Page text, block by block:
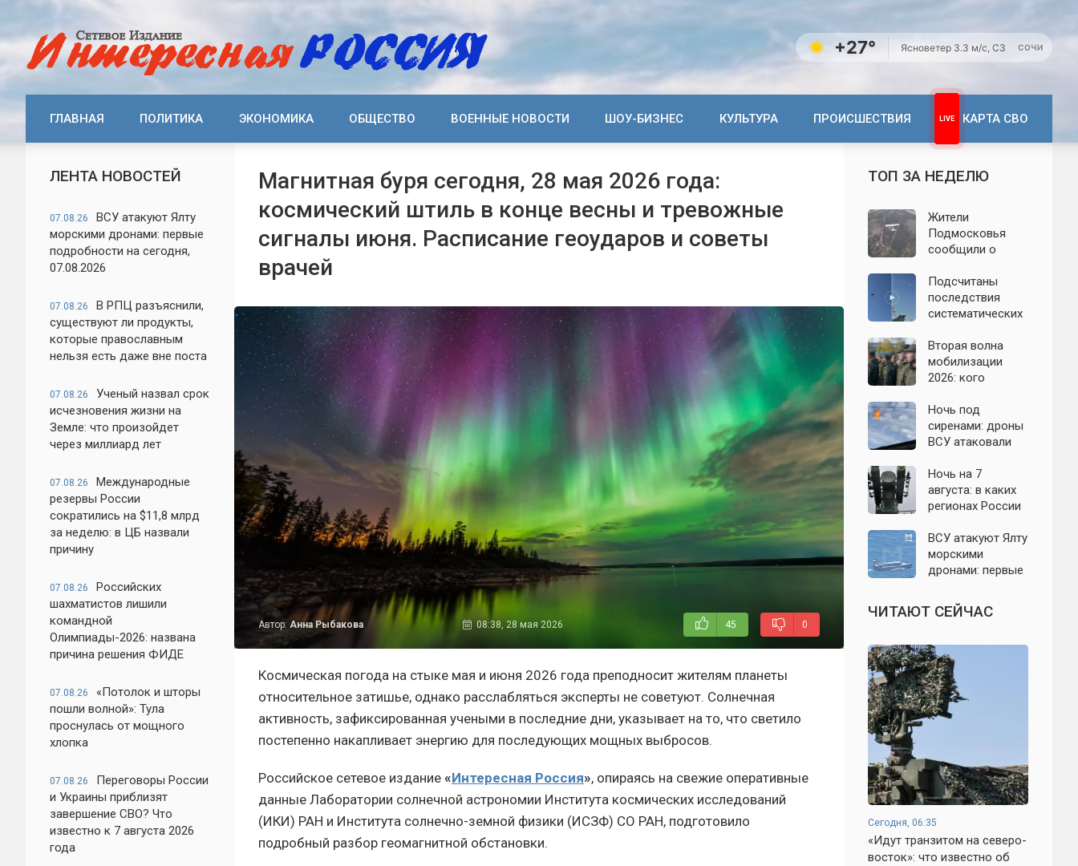
+27° Ясноветер 3.3 м/с, СЗ СОЧИ
ГЛАВНАЯ ПОЛИТИКА ЭКОНОМИКА ОБЩЕСТВО ВОЕННЫЕ НОВОСТИ ШОУ-БИЗНЕС КУЛЬТУРА ПРОИСШЕСТВИЯ КАРТА СВО
ЛЕНТА НОВОСТЕЙ
07.08.26
ВСУ атакуют Ялту
морскими дронами: первые
подробности на сегодня,
07.08.2026
07.08.26
В РПЦ разъяснили,
существуют ли продукты,
которые православным
нельзя есть даже вне поста
07.08.26
Ученый назвал срок
исчезновения жизни на
Земле: что произойдет
через миллиард лет
07.08.26
Международные
резервы России
сократились на $11,8 млрд
за неделю: в ЦБ назвали
причину
07.08.26
Российских
шахматистов лишили
командной
Олимпиады-2026: названа
причина решения ФИДЕ
07.08.26
«Потолок и шторы
пошли волной»: Тула
проснулась от мощного
хлопка
07.08.26
Переговоры России
и Украины приблизят
завершение СВО? Что
известно к 7 августа 2026
года
Магнитная буря сегодня, 28 мая 2026 года:
космический штиль в конце весны и тревожные
сигналы июня. Расписание геоударов и советы
врачей
Автор: Анна Рыбакова 08:38, 28 мая 2026 45 0
Космическая погода на стыке мая и июня 2026 года преподносит жителям планеты
относительное затишье, однако расслабляться эксперты не советуют. Солнечная
активность, зафиксированная учеными в последние дни, указывает на то, что светило
постепенно накапливает энергию для последующих мощных выбросов.
Российское сетевое издание «Интересная Россия», опираясь на свежие оперативные
данные Лаборатории солнечной астрономии Института космических исследований
(ИКИ) РАН и Института солнечно-земной физики (ИСЗФ) СО РАН, подготовило
подробный разбор геомагнитной обстановки.
ТОП ЗА НЕДЕЛЮ
Жители
Подмосковья
сообщили о
обнародованы
подробности о
налёте
августа
Подсчитаны
последствия
систематических
Ленинградскую
область: что
известно к 7
Вторая волна
мобилизации
2026: кого
ли реальные
признаки
Ночь под
сиренами: дроны
ВСУ атаковали
Евпаторию и
район Сакской
ТЭС
Ночь на 7
августа: в каких
регионах России
атаки БПЛА и
какие аэропорты
вводили
ВСУ атакуют Ялту
морскими
дронами: первые
сегодня,
07.08.2026
ЧИТАЮТ СЕЙЧАС
Сегодня, 06:35
«Идут транзитом на северо-
восток»: что известно об